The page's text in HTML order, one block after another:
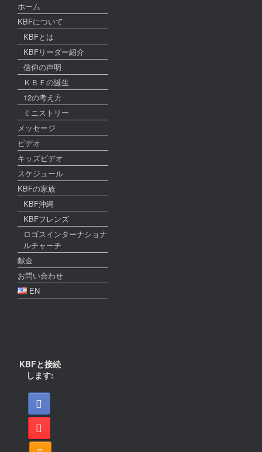
ホーム
KBFについて
KBFとは
KBFリーダー紹介
信仰の声明
ＫＢＦの誕生
12の考え方
ミニストリー
メッセージ
ビデオ
キッズビデオ
スケジュール
KBFの家族
KBF沖縄
KBFフレンズ
ロゴスインターナショナ
ルチャーチ
献金
お問い合わせ
EN
KBFと接続
します: